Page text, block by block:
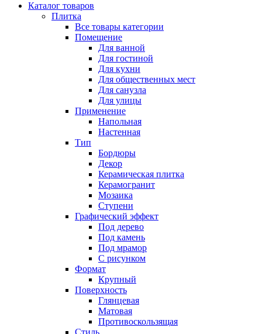
Каталог товаров
Плитка
Все товары категории
Помещение
Для ванной
Для гостиной
Для кухни
Для общественных мест
Для санузла
Для улицы
Применение
Напольная
Настенная
Тип
Бордюры
Декор
Керамическая плитка
Керамогранит
Мозаика
Ступени
Графический эффект
Под дерево
Под камень
Под мрамор
С рисунком
Формат
Крупный
Поверхность
Глянцевая
Матовая
Противоскользящая
Стиль